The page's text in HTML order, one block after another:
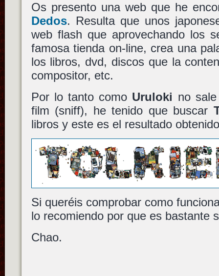
Os presento una web que he
Dedos. Resulta que unos
web flash que aprovechando los
famosa tienda on-line, crea una
los libros, dvd, discos que la
compositor, etc.
Por lo tanto como Uruloki no
film (sniff), he tenido que buscar
libros y este es el resultado
Si queréis comprobar como
lo recomiendo por que es bastante
Chao.